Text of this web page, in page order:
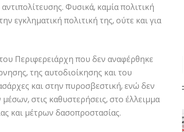
Φυσικά, καμία πολιτική
εγκληματική πολιτική της, ούτε και για
Περιφερειάρχη που δεν αναφέρθηκε
της αυτοδιοίκησης και του
και στην πυροσβεστική, ενώ δεν
στις καθυστερήσεις, στο έλλειμμα
και μέτρων δασοπροστασίας.